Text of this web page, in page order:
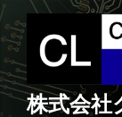
コ
ン
テ
ン
ツ
株式会社